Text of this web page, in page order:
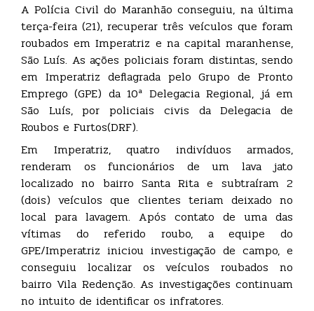
A Polícia Civil do Maranhão conseguiu, na última
terça-feira (21), recuperar três veículos que foram
roubados em Imperatriz e na capital maranhense,
São Luís. As ações policiais foram distintas, sendo
em Imperatriz deflagrada pelo Grupo de Pronto
Emprego (GPE) da 10ª Delegacia Regional, já em
São Luís, por policiais civis da Delegacia de
Roubos e Furtos(DRF).
Em Imperatriz, quatro indivíduos armados,
renderam os funcionários de um lava jato
localizado no bairro Santa Rita e subtraíram 2
(dois) veículos que clientes teriam deixado no
local para lavagem. Após contato de uma das
vítimas do referido roubo, a equipe do
GPE/Imperatriz iniciou investigação de campo, e
conseguiu localizar os veículos roubados no
bairro Vila Redenção. As investigações continuam
no intuito de identificar os infratores.